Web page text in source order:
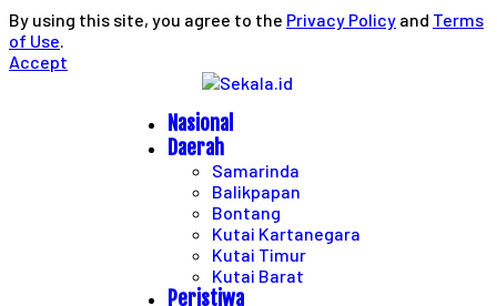
By using this site, you agree to the Privacy Policy and Terms
of Use.
Accept
Nasional
Daerah
Samarinda
Balikpapan
Bontang
Kutai Kartanegara
Kutai Timur
Kutai Barat
Peristiwa